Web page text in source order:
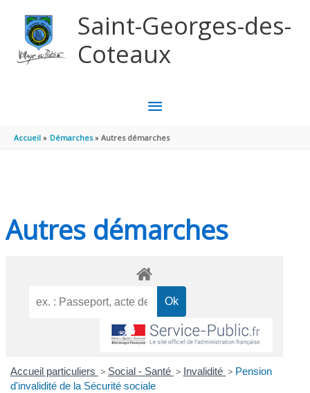
Saint-Georges-des-
Coteaux
MENU
PRINCIPAL
Accueil Démarches Autres démarches
Autres démarches
Accueil particuliers > Social - Santé > Invalidité > Pension
d'invalidité de la Sécurité sociale